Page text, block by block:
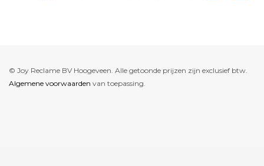
© Joy Reclame BV Hoogeveen. Alle getoonde prijzen zijn exclusief btw.
Algemene voorwaarden van toepassing.